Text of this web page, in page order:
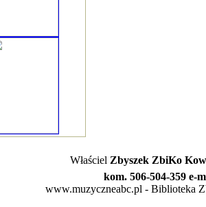
Właściel Zbyszek ZbiKo
kom. 506-504-359 e-
www.muzyczneabc.pl - Biblioteka